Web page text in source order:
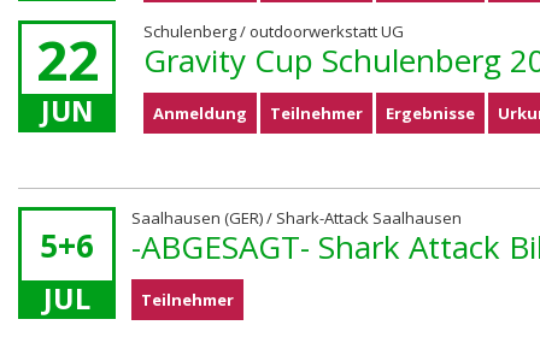
22
JUN
Schulenberg / outdoorwerkstatt UG
Gravity Cup Schulenberg
Anmeldung Teilnehmer Ergebnisse
5+6
JUL
Saalhausen (GER) / Shark-Attack Saalhausen
-ABGESAGT- Shark Attack
Teilnehmer